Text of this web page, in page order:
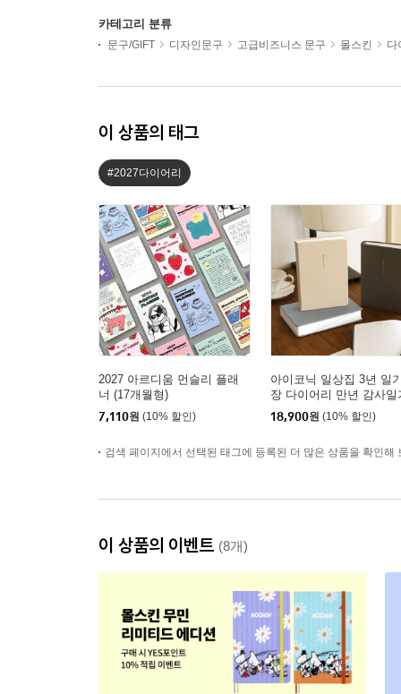
카테고리 분류
문구/GIFT 디자인문구 고급비즈니스 문구 몰스킨 다
이 상품의 태그
#2027다이어리
2027 아르디움 먼슬리 플래
너 (17개월형)
7,110원 (10% 할인)
아이코닉 일상집 3년 일
장 다이어리 만년 감사일
18,900원 (10% 할인)
검색 페이지에서 선택된 태그에 등록된 더 많은 상품을 확인해
이 상품의 이벤트 (8개)